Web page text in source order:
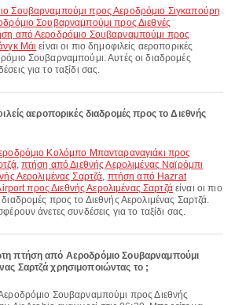
Σουβαρναμπούμι προς Αεροδρόμιο Σιγκαπούρη
Σουβαρναμπούμι προς Διεθνές
από Αεροδρόμιο Σουβαρναμπούμι προς
Μάι είναι οι πιο δημοφιλείς αεροπορικές
Σουβαρναμπούμι. Αυτές οι διαδρομές
για το ταξίδι σας.
αεροπορικές διαδρομές προς το Διεθνής
Κολόμπο Μπανταραναγιάκι προς
, πτήση από Διεθνής Αερολιμένας Ναϊρόμπι
Αερολιμένας Σαρτζά, πτήση από Hazrat
προς Διεθνής Αερολιμένας Σαρτζάείναι οι πιο
προς το Διεθνής Αερολιμένας Σαρτζά.
άνετες συνδέσεις για το ταξίδι σας.
πτήση από Αεροδρόμιο Σουβαρναμπούμι
Σαρτζά χρησιμοποιώντας το ;